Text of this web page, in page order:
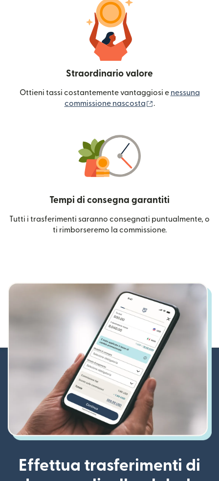
Straordinario valore
Ottieni tassi costantemente vantaggiosi e nessuna
commissione nascosta
.
Tempi di consegna garantiti
Tutti i trasferimenti saranno consegnati puntualmente, o
ti rimborseremo la commissione.
Effettua trasferimenti di